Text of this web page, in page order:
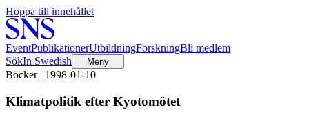
Hoppa till innehållet
EventPublikationerUtbildningForskningBli medlem
SökIn Swedish Meny
Böcker | 1998-01-10
Klimatpolitik efter Kyotomötet